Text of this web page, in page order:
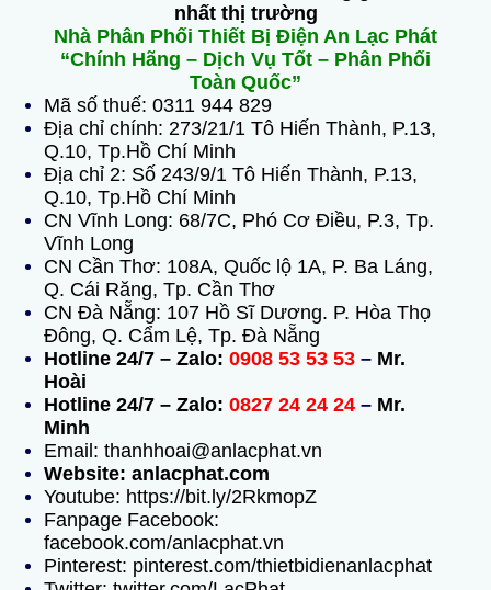
nhất thị trường
Nhà Phân Phối Thiết Bị Điện An Lạc Phát
“Chính Hãng – Dịch Vụ Tốt – Phân Phối
Toàn Quốc”
Mã số thuế: 0311 944 829
Địa chỉ chính: 273/21/1 Tô Hiến Thành, P.13,
Q.10, Tp.Hồ Chí Minh
Địa chỉ 2: Số 243/9/1 Tô Hiến Thành, P.13,
Q.10, Tp.Hồ Chí Minh
CN Vĩnh Long: 68/7C, Phó Cơ Điều, P.3, Tp.
Vĩnh Long
CN Cần Thơ: 108A, Quốc lộ 1A, P. Ba Láng,
Q. Cái Răng, Tp. Cần Thơ
CN Đà Nẵng: 107 Hồ Sĩ Dương. P. Hòa Thọ
Đông, Q. Cẩm Lệ, Tp. Đà Nẵng
Hotline 24/7 – Zalo: 0908 53 53 53 – Mr.
Hoài
Hotline 24/7 – Zalo: 0827 24 24 24 – Mr.
Minh
Email: thanhhoai@anlacphat.vn
Website: anlacphat.com
Youtube: https://bit.ly/2RkmopZ
Fanpage Facebook:
facebook.com/anlacphat.vn
Pinterest: pinterest.com/thietbidienanlacphat